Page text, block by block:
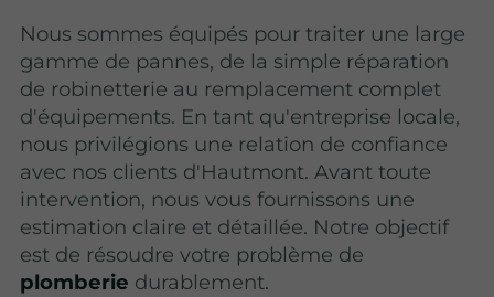
Nous sommes équipés pour traiter une large
gamme de pannes, de la simple réparation
de robinetterie au remplacement complet
d'équipements. En tant qu'entreprise locale,
nous privilégions une relation de confiance
avec nos clients d'Hautmont. Avant toute
intervention, nous vous fournissons une
estimation claire et détaillée. Notre objectif
est de résoudre votre problème de
plomberie durablement.